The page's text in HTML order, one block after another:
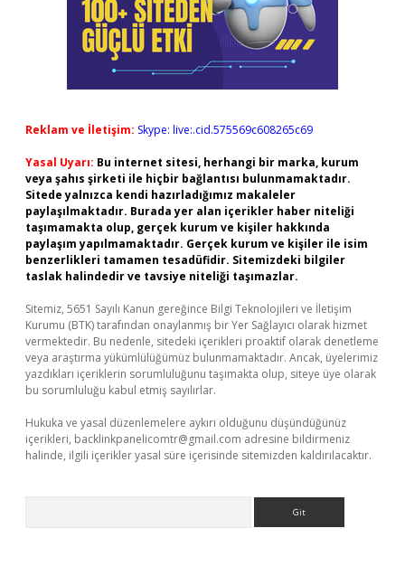
Reklam ve İletişim: Skype: live:.cid.575569c608265c69
Yasal Uyarı: Bu internet sitesi, herhangi bir marka, kurum
veya şahıs şirketi ile hiçbir bağlantısı bulunmamaktadır.
Sitede yalnızca kendi hazırladığımız makaleler
paylaşılmaktadır. Burada yer alan içerikler haber niteliği
taşımamakta olup, gerçek kurum ve kişiler hakkında
paylaşım yapılmamaktadır. Gerçek kurum ve kişiler ile isim
benzerlikleri tamamen tesadüfidir. Sitemizdeki bilgiler
taslak halindedir ve tavsiye niteliği taşımazlar.
Sitemiz, 5651 Sayılı Kanun gereğince Bilgi Teknolojileri ve İletişim
Kurumu (BTK) tarafından onaylanmış bir Yer Sağlayıcı olarak hizmet
vermektedir. Bu nedenle, sitedeki içerikleri proaktif olarak denetleme
veya araştırma yükümlülüğümüz bulunmamaktadır. Ancak, üyelerimiz
yazdıkları içeriklerin sorumluluğunu taşımakta olup, siteye üye olarak
bu sorumluluğu kabul etmiş sayılırlar.
Hukuka ve yasal düzenlemelere aykırı olduğunu düşündüğünüz
içerikleri, backlinkpanelicomtr@gmail.com adresine bildirmeniz
halinde, ilgili içerikler yasal süre içerisinde sitemizden kaldırılacaktır.